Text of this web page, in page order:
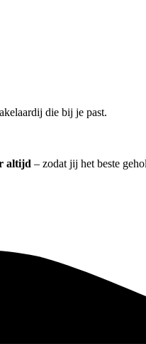
die bij je past.
altijd – zodat jij het beste